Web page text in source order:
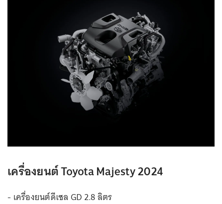
เครื่องยนต์ Toyota Majesty 2024
- เครื่องยนต์ดีเซล GD 2.8 ลิตร